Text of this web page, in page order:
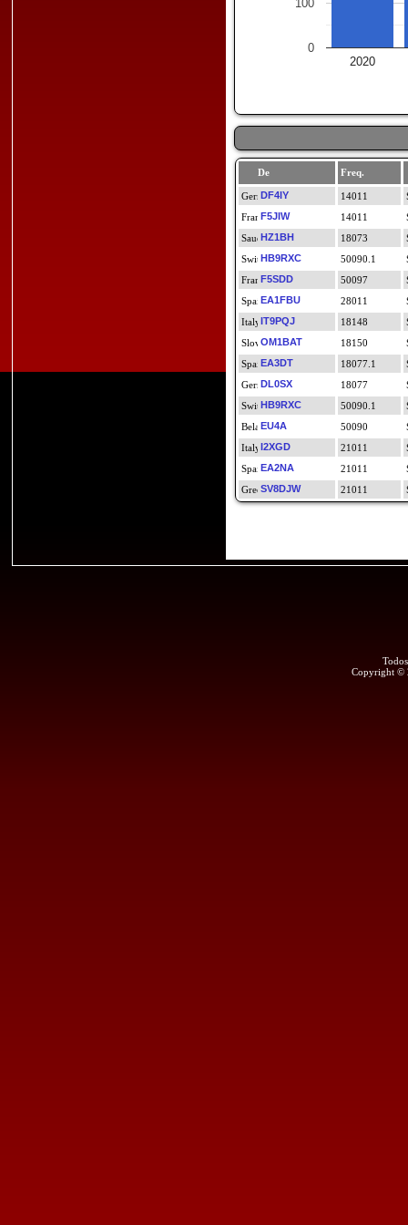
2020
0
100
De Freq.
DF4IY
14011
F5JIW
14011
HZ1BH
18073
HB9RXC
50090.1
F5SDD
50097
EA1FBU
28011
IT9PQJ
18148
OM1BAT
18150
EA3DT
18077.1
DL0SX
18077
HB9RXC
50090.1
EU4A
50090
I2XGD
21011
EA2NA
21011
SV8DJW
21011
Copyright ©